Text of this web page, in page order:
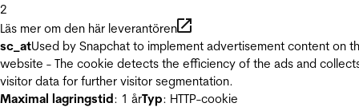
2
Läs mer om den här leverantören
sc_atUsed by Snapchat to implement advertisement content on
website - The cookie detects the efficiency of the ads and
visitor data for further visitor segmentation.
Maximal lagringstid: 1 årTyp: HTTP-cookie